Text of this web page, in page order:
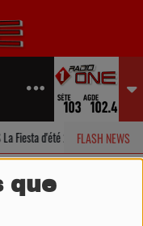
que
FLASH NEWS
La Fiesta d'été 2026!